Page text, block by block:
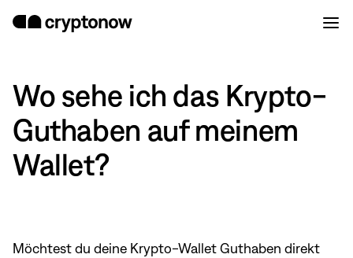
Wo sehe ich das Krypto-
Guthaben auf meinem
Wallet?
Möchtest du deine Krypto-Wallet Guthaben direkt